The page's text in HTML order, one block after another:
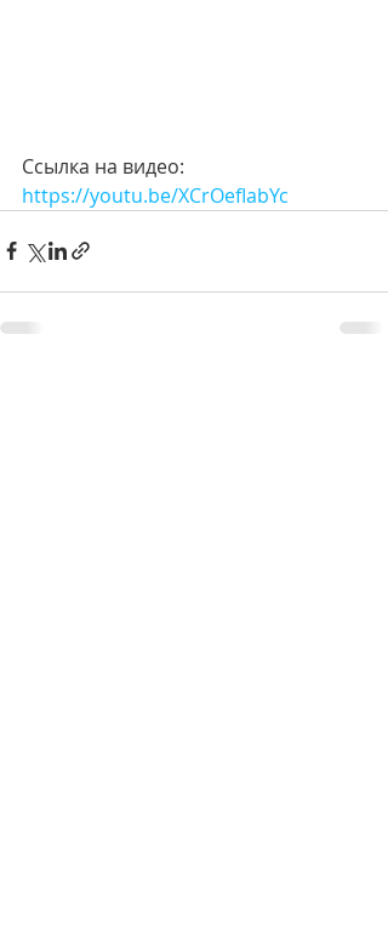
Ссылка на видео:
https://youtu.be/XCrOefIabYc